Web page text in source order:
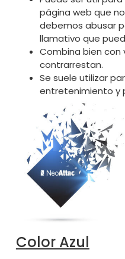
página web que
debemos abusar
llamativo que
Combina bien con
contrarrestan.
Se suele utilizar
entretenimiento y
Color Azul